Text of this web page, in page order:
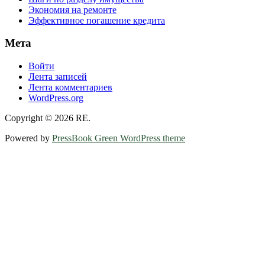
Экономия на ремонте
Эффективное погашение кредита
Мета
Войти
Лента записей
Лента комментариев
WordPress.org
Copyright © 2026 RE.
Powered by PressBook Green WordPress theme